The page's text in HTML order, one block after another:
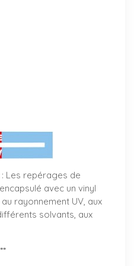
Les repérages de
avec un vinyl
rayonnement UV, aux
solvants, aux